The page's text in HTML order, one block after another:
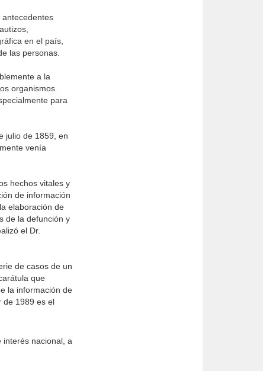
en el país,
las personas.
a la
organismos
para
julio de 1859, en
venía
hechos vitales y
de información
elaboración de
de la defunción y
el Dr.
de casos de un
que
la información de
de 1989 es el
nacional, a